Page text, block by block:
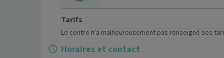
Tarifs
Le centre n’a malheureusement pas renseigné ses
Horaires et contact